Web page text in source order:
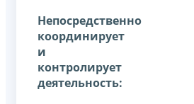
Непосредственно
координирует
и
контролирует
деятельность: